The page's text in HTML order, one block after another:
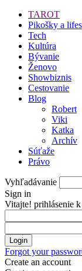
TAROT
Pikošky a
Tech
Kultúra
Bývanie
Ženovo
Showbiznis
Cestovanie
Blog
Robert
Viki
Katka
Archív
Súťaže
Právo
Vyhľadávanie
Sign in
Vitajte! prihlásenie k
Forgot your
Create an account